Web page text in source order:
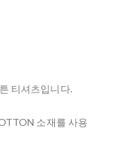
티셔츠입니다.
소재를 사용